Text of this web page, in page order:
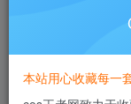
此内容为付费阅读
黄金会员
本站用心收藏每一